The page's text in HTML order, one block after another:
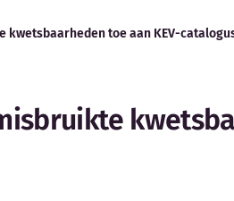
kwetsbaarheden toe aan KEV-